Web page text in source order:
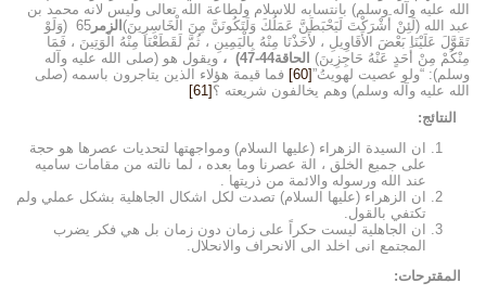
الله عليه وآله وسلم) بانتسابه للاسلام ولطاعة الله تعالى وليس لانه محمد بن
عبد الله (لَئِنْ أَشْرَكْتَ لَيَحْبَطَنَّ عَمَلُكَ وَلَتَكُونَنَّ مِنَ الْخَاسِرِينَ)الزمر
65 (وَلَوْ
تَقَوَّلَ عَلَيْنَا بَعْضَ الأَقَاوِيلِ ، لأَخَذْنَا مِنْهُ بِالْيَمِينِ ، ثُمَّ لَقَطَعْنَا مِنْهُ الْوَتِينَ ، فَمَا
مِنْكُمْ مِنْ أَحَدٍ عَنْهُ حَاجِزِينَ) الحاقة44-47) ،ويقول هو (صلى الله عليه وآله
وسلم): “ولو عصيت لهويتُ”[60]
فما قيمة هؤلاء الذين يتاجرون باسمه (صلى
الله عليه وآله وسلم) وهم يخالفون شريعته ؟[61]
النتائج:
ان السيدة الزهراء (عليها السلام) ومواجهتها لتحديات عصرها هو حجة
على جميع الخلق ، الة عصرنا وما بعده ، لما نالته من مقامات ساميه
عند الله ورسوله والائمة من ذريتها .
ان الزهراء (عليها السلام) تصدت لكل اشكال الجاهلية بشكل عملي ولم
تكتفي بالقول.
ان الجاهلية ليست حكراً على زمان دون زمان بل هي فكر يضرب
المجتمع انى اخلد الى الانحراف والانحلال.
المقترحات: